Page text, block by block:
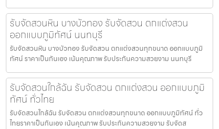
รับจัดสวนหิน บางบัวทอง รับจัดสวน ตกแต่งสวน
ออกแบบภูมิทัศน์ นนทบุรี
รับจัดสวนหิน บางบัวทอง รับจัดสวน ตกแต่งสวนทุกขนาด ออกแบบภูมิ
ทัศน์ ราคาเป็นกันเอง เน้นคุณภาพ รับประกันความสวยงาม นนทบุรี
รับจัดสวนใกล้ฉัน รับจัดสวน ตกแต่งสวน ออกแบบภูมิ
ทัศน์ ทั่วไทย
รับจัดสวนใกล้ฉัน รับจัดสวน ตกแต่งสวนทุกขนาด ออกแบบภูมิทัศน์ ทั่ว
ไทยราคาเป็นกันเอง เน้นคุณภาพ รับประกันความสวยงาม รับจัดส